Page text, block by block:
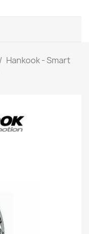
Hankook - Smart